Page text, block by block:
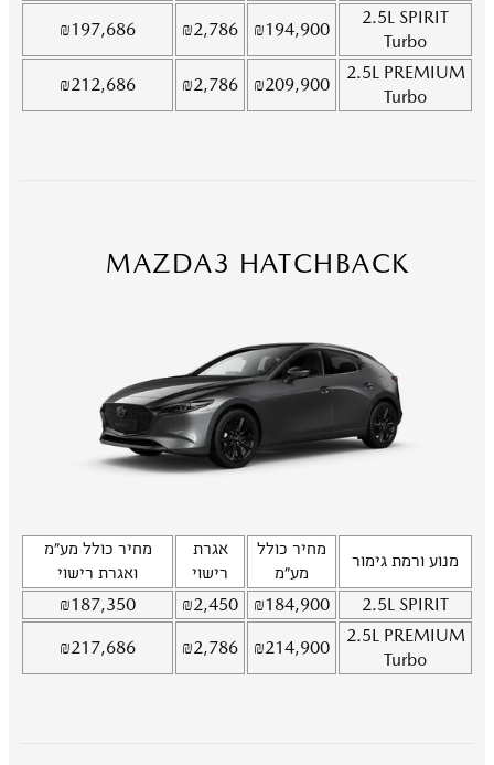
2.5L SPIRIT
Turbo
₪194,900
₪2,786
₪197,686
2.5L PREMIUM
Turbo
₪209,900
₪2,786
₪ 212,686
MAZDA3 HATCHBACK
מנוע ורמת גימור
מחיר כולל
מע"מ
אגרת
רישוי
מחיר כולל מע"מ
ואגרת רישוי
2.5L SPIRIT
₪184,900
₪2,450
₪187,350
2.5L PREMIUM
Turbo
₪214,900
₪2,786
₪ 217,686